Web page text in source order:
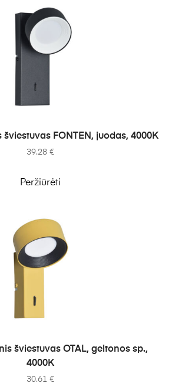
Į KREPŠELĮ
šviestuvas FONTEN, juodas, 4000K
39.28 €
Peržiūrėti
Į KREPŠELĮ
šviestuvas OTAL, geltonos sp.,
4000K
30.61 €